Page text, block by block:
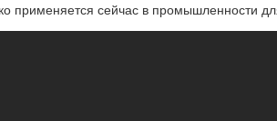
применяется сейчас в промышленности